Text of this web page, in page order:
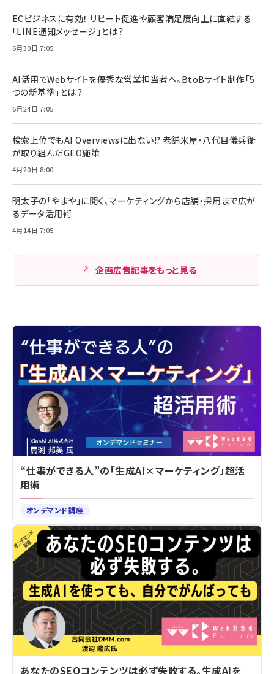
ECビジネスに有効！ リピート促進や顧客満足度向上に直結する
「LINE通知メッセージ」とは？
6月30日 7:05
AI活用でWebサイトを優秀な営業担当者へ。BtoBサイト制作「5
つの新基準」とは？
6月24日 7:05
検索上位でもAI Overviewsに出ない!? 老舗米屋・八代目儀兵衛
が取り組んだGEO施策
4月20日 8:00
明太子の「やまや」に聞く、マーケティングから店舗・採用まで広が
るデータ活用術
4月14日 7:05
企画広告記事をもっと見る
“仕事ができる人”の「生成AI×マーケティング」超活
用術
オンデマンド講座
あなたのSEOコンテンツは必ず失敗する。生成AIを